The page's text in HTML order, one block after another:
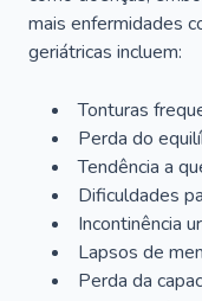
mais enfermidades
geriátricas incluem:
Tonturas
Perda do
Tendência a
Dificuldades
Incontinência
Lapsos de
Perda da